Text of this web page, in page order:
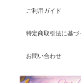
この度は素敵なカー
ご利用ガイド
特定商取引法に基づ
お問い合わせ